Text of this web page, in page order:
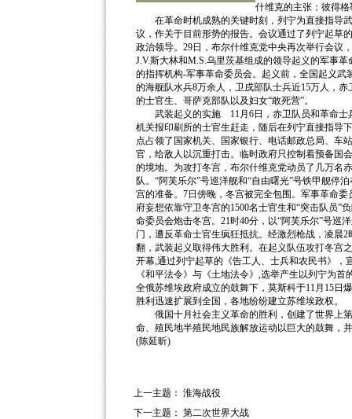
什维克的主张；彼得
在革命时机成熟的关键时刻，列宁为直接指导武
议，作关于目前形势的报告。会议通过了列宁起草
政治领导。29日，布尔什维克党中央再次举行会议
J.V.斯大林和M.S.乌里茨基组成的领导起义的军事
的指挥机构-军事革命委员会。起义前，全国起义武
的海舰队水兵8万余人，卫戍部队士兵近15万人，
的士官生、哥萨克部队以及妇女“敢死营”。
武装起义的实施 11月6日，赤卫队员和革命士
机关报印刷所的士官生赶走，随后在列宁直接指导
点占领了国家机关、国家银行、电话邮政总局、车
官，给敌人以沉重打击。临时政府只控制着预备国
的境地。为攻打冬宫，布尔什维克党动员了几万名
队。“阿芙乐尔”号巡洋舰和“自由曙光”号铁甲舰停
宫的准备。7日傍晚，冬宫被完全包围。军事革命
府妄想依靠守卫冬宫的1500名士官生和“突击队员”
命委员会炮击冬宫。21时40分，以“阿芙乐尔”号巡
门，遭反革命士官生疯狂抵抗。经激烈枪战，凌晨
翻，武装起义取得伟大胜利。在起义队伍攻打冬宫
开幕,通过列宁起草的《告工人、士兵和农民书》
《和平法令》与《土地法令》,选举产生以列宁为
全俄苏维埃政府成立的鼓舞下，莫斯科于11月15日
胜利迅速扩展到全国，各地纷纷建立苏维埃政权。
俄国十月社会主义革命的胜利，创建了世界上第
命、殖民地半殖民地民族解放运动以巨大的鼓舞，
(陈延昕)
上一主题： 淮海战役
下一主题： 第二次世界大战